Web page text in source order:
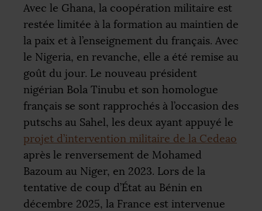
Avec le Ghana, la coopération militaire est
restée limitée à la formation au maintien de
la paix et à l’enseignement du français. Avec
le Nigeria, en revanche, elle a été remise au
goût du jour. Le nouveau président
nigérian Bola Tinubu et son homologue
français se sont rapprochés à l’occasion des
putschs au Sahel, les deux ayant appuyé le
projet d’intervention militaire de la Cedeao
après le renversement de Mohamed
Bazoum au Niger, en 2023. Lors de la
tentative de coup d’État au Bénin en
décembre 2025, la France est intervenue